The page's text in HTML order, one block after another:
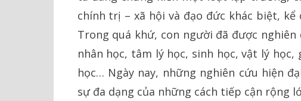
chính trị – xã hội và đạo đức khác biệt, kể
Trong quá khứ, con người đã được
nhân học, tâm lý học, sinh học, vật lý
học… Ngày nay, những nghiên cứu hiện
sự đa dạng của những cách tiếp cận rộng